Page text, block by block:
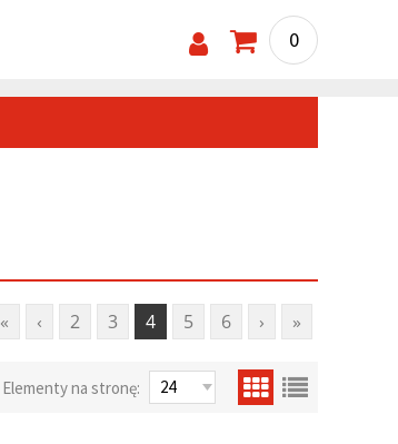
0
« ‹ 2 3 4 5 6 › »
Elementy na stronę: